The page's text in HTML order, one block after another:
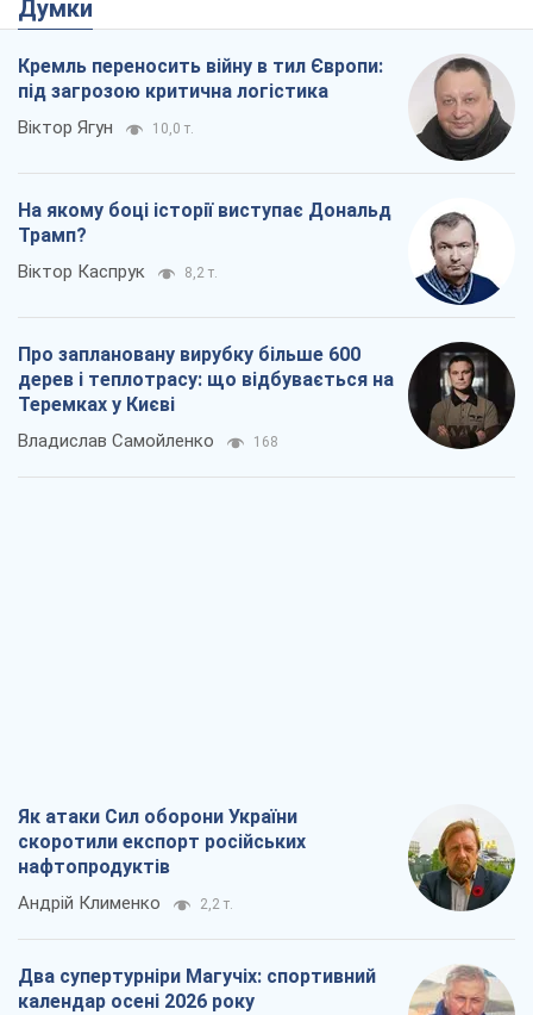
Думки
Кремль переносить війну в тил Європи:
під загрозою критична логістика
Віктор Ягун 10,0 т.
На якому боці історії виступає Дональд
Трамп?
Віктор Каспрук 8,2 т.
Про заплановану вирубку більше 600
дерев і теплотрасу: що відбувається на
Теремках у Києві
Владислав Самойленко 168
Як атаки Сил оборони України
скоротили експорт російських
нафтопродуктів
Андрій Клименко 2,2 т.
Два супертурніри Магучіх: спортивний
календар осені 2026 року